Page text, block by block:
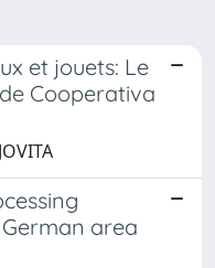
et jouets: Le
Cooperativa
area